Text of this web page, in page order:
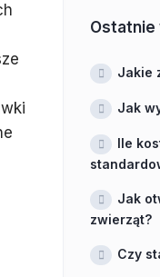
Ostatnie
Jakie
Jak
Ile
Jak
zwierząt?
Czy